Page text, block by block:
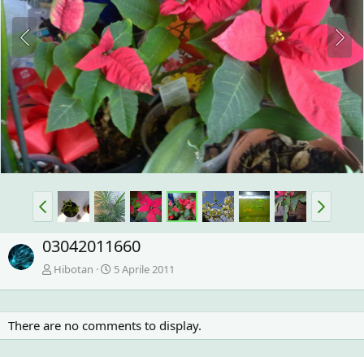
03042011660
Hibotan 5 Aprile 2011
There are no comments to display.